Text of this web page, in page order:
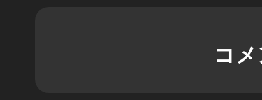
コ